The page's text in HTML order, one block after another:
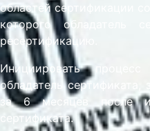
областей сертификации
которого обладатель
ресертификацию.
Инициировать
обладатель
за 6 месяцев после
сертификата.